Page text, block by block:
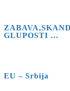
GLUPOSTI …
EU – Srbija